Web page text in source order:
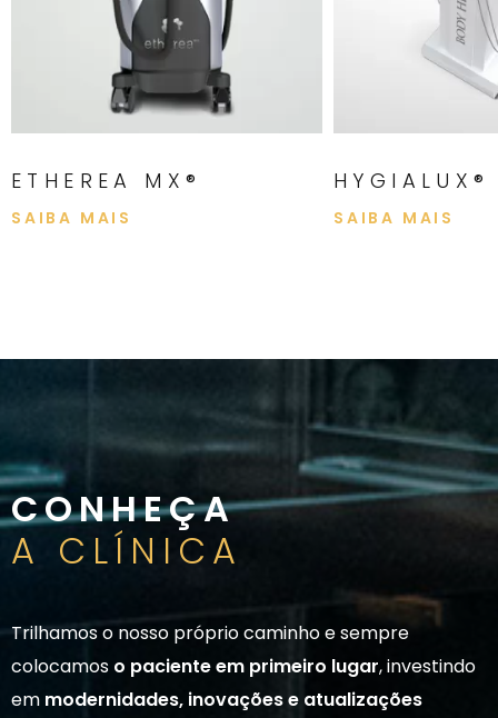
HYGIALUX®
SAIBA MAIS
MILESMAN®
SAIBA MAIS
CONHEÇA
A CLÍNICA
Trilhamos o nosso próprio caminho e sempre
colocamos o paciente em primeiro lugar, investindo
em modernidades, inovações e atualizações